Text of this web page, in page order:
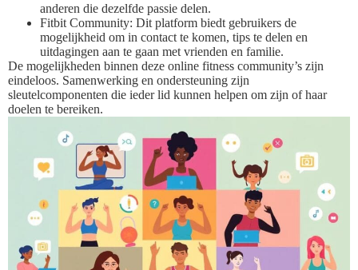
anderen die dezelfde passie delen.
Fitbit Community: Dit platform biedt gebruikers de
mogelijkheid om in contact te komen, tips te delen en
uitdagingen aan te gaan met vrienden en familie.
De mogelijkheden binnen deze online fitness community’s zijn
eindeloos. Samenwerking en ondersteuning zijn
sleutelcomponenten die ieder lid kunnen helpen om zijn of haar
doelen te bereiken.